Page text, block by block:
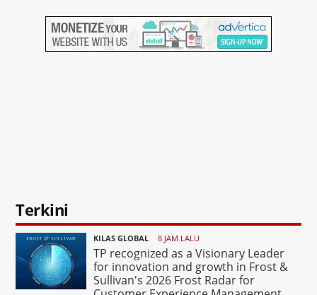
Terkini
KILAS GLOBAL 8 JAM LALU
TP recognized as a Visionary Leader
for innovation and growth in Frost &
Sullivan's 2026 Frost Radar for